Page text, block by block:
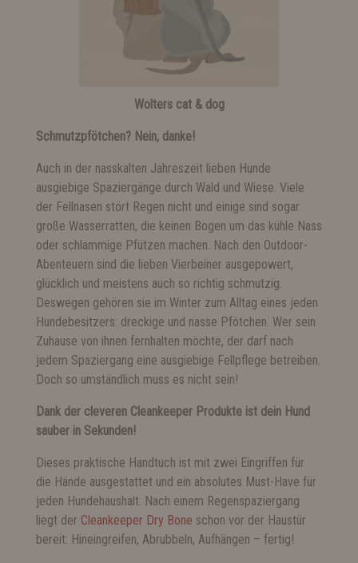
Wolters cat & dog
Schmutzpfötchen? Nein, danke!
Auch in der nasskalten Jahreszeit lieben Hunde
ausgiebige Spaziergänge durch Wald und Wiese. Viele
der Fellnasen stört Regen nicht und einige sind sogar
große Wasserratten, die keinen Bogen um das kühle Nass
oder schlammige Pfützen machen. Nach den Outdoor-
Abenteuern sind die lieben Vierbeiner ausgepowert,
glücklich und meistens auch so richtig schmutzig.
Deswegen gehören sie im Winter zum Alltag eines jeden
Hundebesitzers: dreckige und nasse Pfötchen. Wer sein
Zuhause von ihnen fernhalten möchte, der darf nach
jedem Spaziergang eine ausgiebige Fellpflege betreiben.
Doch so umständlich muss es nicht sein!
Dank der cleveren Cleankeeper Produkte ist dein Hund
sauber in Sekunden!
Dieses praktische Handtuch ist mit zwei Eingriffen für
die Hände ausgestattet und ein absolutes Must-Have für
jeden Hundehaushalt. Nach einem Regenspaziergang
liegt der Cleankeeper Dry Bone schon vor der Haustür
bereit: Hineingreifen, Abrubbeln, Aufhängen – fertig!